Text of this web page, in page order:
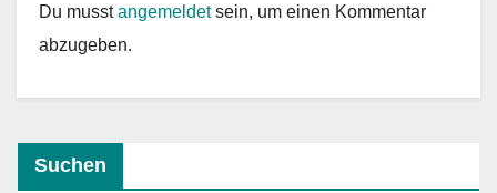
Du musstangemeldetsein, um einen Kommentar
abzugeben.
Suchen